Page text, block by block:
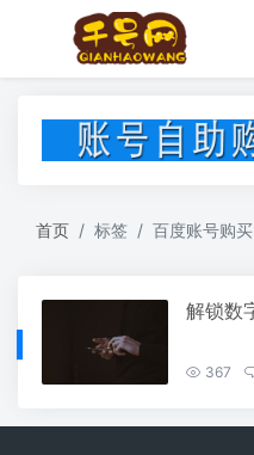
首页 标签 百度账号购买
367